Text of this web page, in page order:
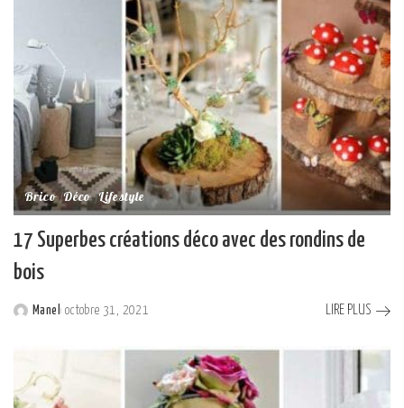
Brico Déco Lifestyle
17 Superbes créations déco avec des rondins de
bois
Posted
Manel octobre 31, 2021 LIRE PLUS